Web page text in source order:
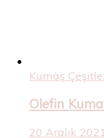
Kumaş
Olefin
20 Aralık 2021